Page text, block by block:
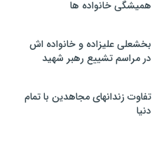
همیشگی خانواده ها
بخشعلی علیزاده و خانواده اش
در مراسم تشییع رهبر شهید
تفاوت زندانهای مجاهدین با تمام
دنیا